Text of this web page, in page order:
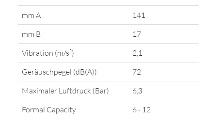
mm A
141
mm B
17
Vibration (m/s²)
2,1
Geräuschpegel (dB(A))
72
Maximaler Luftdruck (Bar)
6,3
Formal Capacity
6 - 12